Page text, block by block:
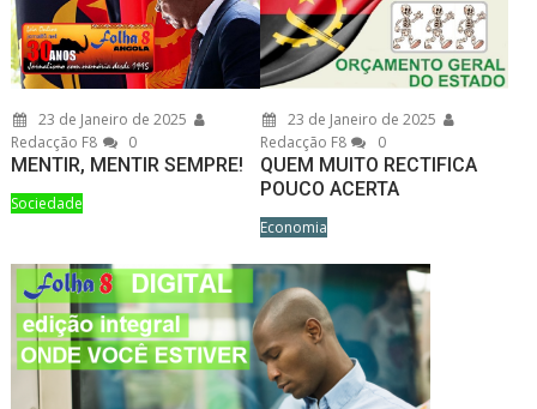
23 de Janeiro de 2025
Redacção F8
0
MENTIR, MENTIR SEMPRE!
Sociedade
23 de Janeiro de 2025
Redacção F8
0
QUEM MUITO RECTIFICA
POUCO ACERTA
Economia